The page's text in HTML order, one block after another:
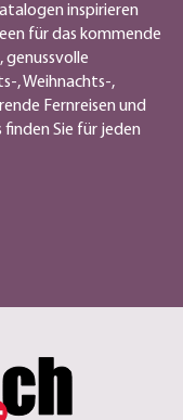
inspirieren
für das kommende
genussvolle
, Weihnachts-,
Fernreisen und
finden Sie für jeden